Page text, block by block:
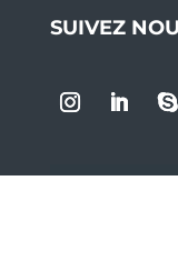
SUIVEZ